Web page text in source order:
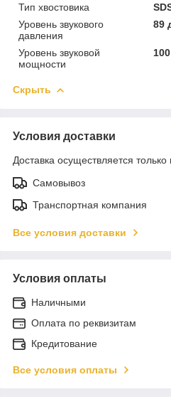
Тип хвостовика
Уровень звукового
давления
89
Уровень звуковой
мощности
Скрыть
Условия доставки
Доставка осуществляется только
Самовывоз
Транспортная компания
Все условия доставки
Условия оплаты
Наличными
Оплата по реквизитам
Кредитование
Все условия оплаты